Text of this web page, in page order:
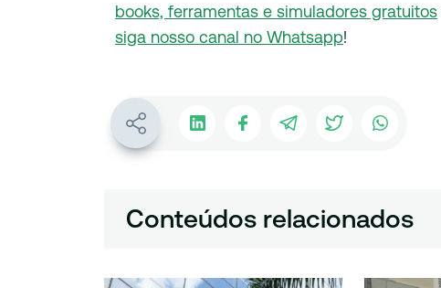
books, ferramentas e simuladores gratuitos
siga nosso canal no Whatsapp!
Conteúdos relacionados